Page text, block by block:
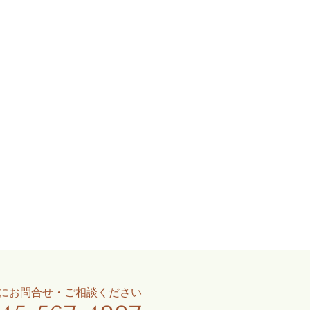
お問合せ・ご相談ください